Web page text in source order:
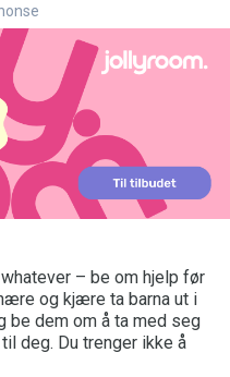
– be om hjelp før
og kjære ta barna ut i
be dem om å ta med seg
deg. Du trenger ikke å